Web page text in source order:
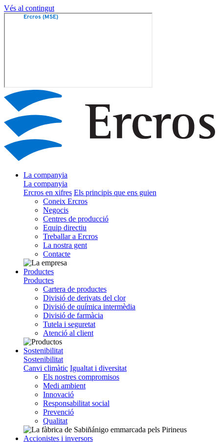
Vés al contingut
La companyia
La companyia
Ercros en xifres Els principis que ens guien
Coneix Ercros
Negocis
Centres de producció
Equip directiu
Treballar a Ercros
La nostra gent
Contacte
Productes
Productes
Cartera de productes
Divisió de derivats del clor
Divisió de química intermèdia
Divisió de farmàcia
Tutela i seguretat
Atenció al client
Sostenibilitat
Sostenibilitat
Canvi climàtic Igualtat i diversitat
Els nostres compromisos
Medi ambient
Innovació
Responsabilitat social
Prevenció
Qualitat
Accionistes i inversors